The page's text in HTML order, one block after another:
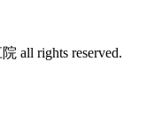
all rights reserved.